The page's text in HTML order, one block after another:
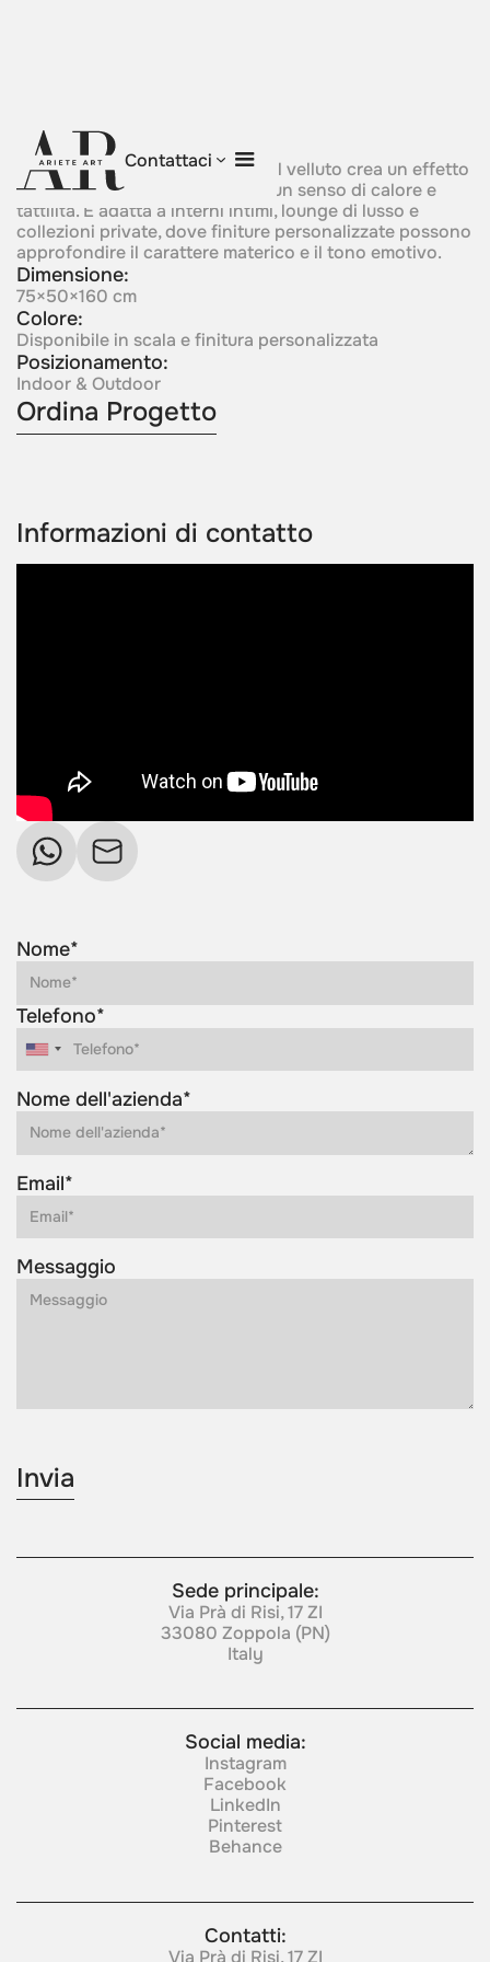
Contattaci
Veloura
Una superficie metallica simile al velluto crea un effetto
visivo morbido e raffinato, con un senso di calore e
tattilità. È adatta a interni intimi, lounge di lusso e
collezioni private, dove finiture personalizzate possono
approfondire il carattere materico e il tono emotivo.
Dimensione:
75×50×160 cm
Colore:
Disponibile in scala e finitura personalizzata
Posizionamento:
Indoor & Outdoor
Ordina Progetto
Informazioni di contatto
Nome*
Telefono*
Nome dell'azienda*
Email*
Messaggio
Sede principale:
Via Prà di Risi, 17 ZI
33080 Zoppola (PN)
Italy
Social media:
Instagram
Facebook
LinkedIn
Pinterest
Behance
Contatti:
Via Prà di Risi, 17 ZI